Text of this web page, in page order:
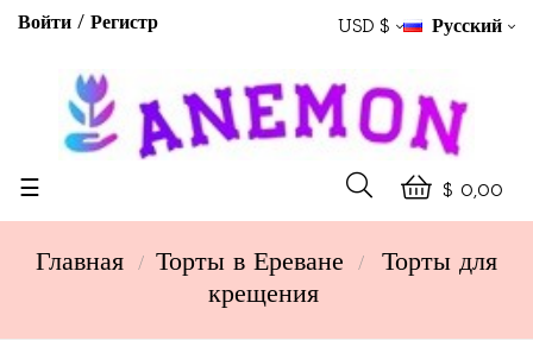
Войти Регистр USD $ Русский
$ 0,00
Toggle
☰
Главная Торты в Ереване
Торты для
крещения